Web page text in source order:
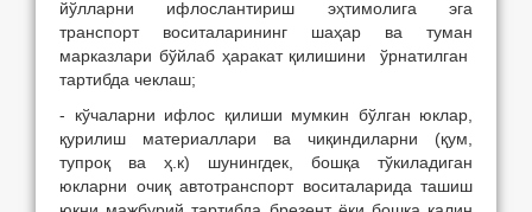
йўлларни ифлослантириш эҳтимолига эга
транспорт воситаларининг шаҳар ва туман
марказлари бўйлаб ҳаракат қилишини ўрнатилган
тартибда чеклаш;
- кўчаларни ифлос қилиши мумкин бўлган юклар,
қурилиш материаллари ва чиқиндиларни (қум,
тупроқ ва ҳ.к) шунингдек, бошқа тўкиладиган
юкларни очиқ автотранспорт воситаларида ташиш